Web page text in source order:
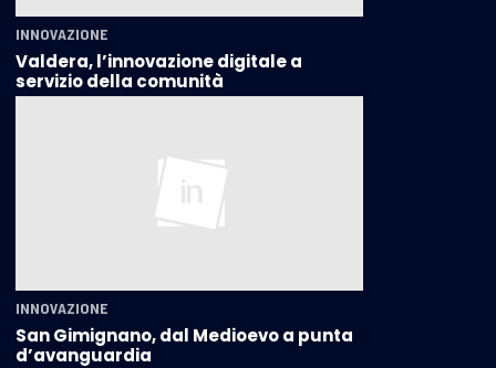
INNOVAZIONE
Valdera, l’innovazione digitale a
servizio della comunità
INNOVAZIONE
San Gimignano, dal Medioevo a punta
d’avanguardia